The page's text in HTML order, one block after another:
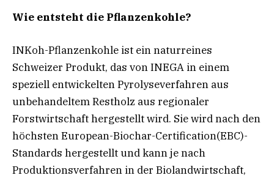
Wie entsteht die Pflanzenkohle?
INKoh-Pflanzenkohle ist ein naturreines
Schweizer Produkt, das von INEGA in einem
speziell entwickelten Pyrolyseverfahren aus
unbehandeltem Restholz aus regionaler
Forstwirtschaft hergestellt wird. Sie wird nach den
höchsten European-Biochar-Certification(EBC)-
Standards hergestellt und kann je nach
Produktionsverfahren in der Biolandwirtschaft,